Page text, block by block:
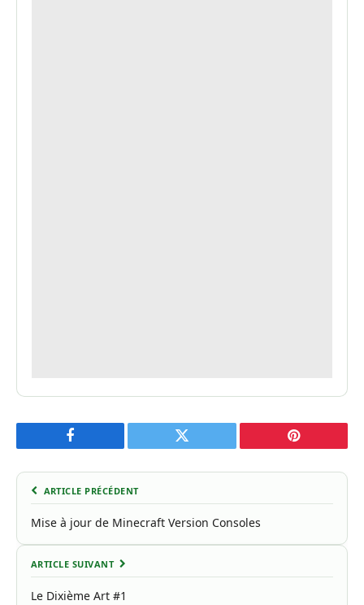
Facebook Twitter Pinterest
ARTICLE PRÉCÉDENT
Mise à jour de Minecraft Version Consoles
ARTICLE SUIVANT
Le Dixième Art #1